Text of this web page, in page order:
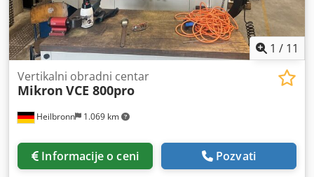
1 / 11
Heilbronn 1.069 km
Vertikalni obradni centar
Mikron VCE 800pro
Informacije o ceni Pozvati